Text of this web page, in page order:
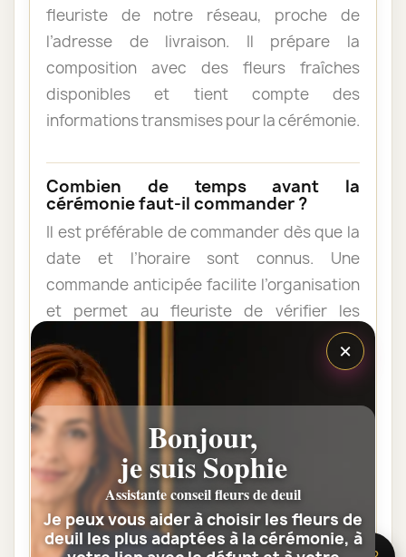
fleuriste de notre réseau, proche de
l’adresse de livraison. Il prépare la
composition avec des fleurs fraîches
disponibles et tient compte des
informations transmises pour la cérémonie.
Combien de temps avant la
cérémonie faut-il commander ?
Il est préférable de commander dès que la
date et l’horaire sont connus. Une
commande anticipée facilite l’organisation
et permet au fleuriste de vérifier les
Les fleurs peuvent-elles être livrées
au domicile de la famille ?
Oui. Une composition de condoléances
peut être livrée au domicile avant ou après
la cérémonie. Vérifiez simplement que
quelqu’un pourra réceptionner les fleurs.
×
Bonjour,
je suis Sophie
Assistante conseil fleurs de deuil
Je peux vous aider à choisir les fleurs de
deuil les plus adaptées à la cérémonie, à